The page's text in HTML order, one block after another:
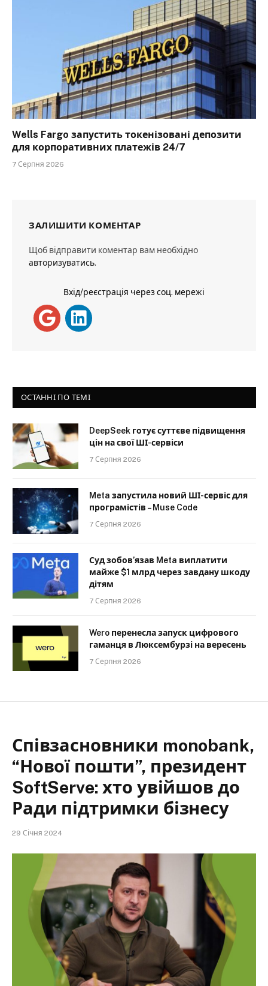
Wells Fargo запустить токенізовані депозити
для корпоративних платежів 24/7
7 Серпня 2026
ЗАЛИШИТИ КОМЕНТАР
Щоб відправити коментар вам необхідно
авторизуватись.
Вхід/реєстрація через соц. мережі
ОСТАННІ ПО ТЕМІ
DeepSeek готує суттєве підвищення
цін на свої ШІ-сервіси
7 Серпня 2026
Meta запустила новий ШІ-сервіс для
програмістів – Muse Code
7 Серпня 2026
Суд зобов’язав Meta виплатити
майже $1 млрд через завдану шкоду
дітям
7 Серпня 2026
Wero перенесла запуск цифрового
гаманця в Люксембурзі на вересень
7 Серпня 2026
Співзасновники monobank,
“Нової пошти”, президент
SoftServe: хто увійшов до
Ради підтримки бізнесу
29 Січня 2024